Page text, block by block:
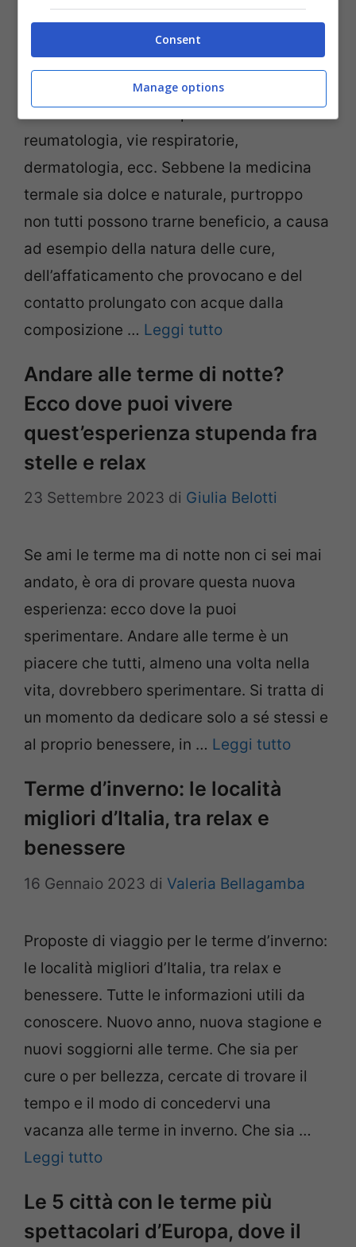
Effettuare un trattamento in un centro
termale può presentare controindicazioni
generali o specifiche a seconda
dell’orientamento terapeutico:
reumatologia, vie respiratorie,
dermatologia, ecc. Sebbene la medicina
termale sia dolce e naturale, purtroppo
non tutti possono trarne beneficio, a causa
ad esempio della natura delle cure,
dell’affaticamento che provocano e del
contatto prolungato con acque dalla
composizione … Leggi tutto
Andare alle terme di notte?
Ecco dove puoi vivere
quest’esperienza stupenda fra
stelle e relax
23 Settembre 2023 di Giulia Belotti
Se ami le terme ma di notte non ci sei mai
andato, è ora di provare questa nuova
esperienza: ecco dove la puoi
sperimentare. Andare alle terme è un
piacere che tutti, almeno una volta nella
vita, dovrebbero sperimentare. Si tratta di
un momento da dedicare solo a sé stessi e
al proprio benessere, in … Leggi tutto
Terme d’inverno: le località
migliori d’Italia, tra relax e
benessere
16 Gennaio 2023 di Valeria Bellagamba
Proposte di viaggio per le terme d’inverno:
le località migliori d’Italia, tra relax e
benessere. Tutte le informazioni utili da
conoscere. Nuovo anno, nuova stagione e
nuovi soggiorni alle terme. Che sia per
cure o per bellezza, cercate di trovare il
tempo e il modo di concedervi una
vacanza alle terme in inverno. Che sia …
Leggi tutto
Le 5 città con le terme più
spettacolari d’Europa, dove il
Consent
Manage options